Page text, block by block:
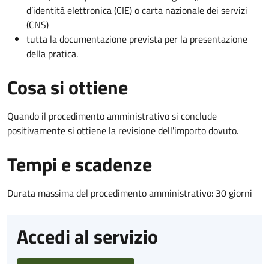
d’identità elettronica (CIE) o carta nazionale dei servizi
(CNS)
tutta la documentazione prevista per la presentazione
della pratica.
Cosa si ottiene
Quando il procedimento amministrativo si conclude
positivamente si ottiene la revisione dell'importo dovuto.
Tempi e scadenze
Durata massima del procedimento amministrativo: 30 giorni
Accedi al servizio